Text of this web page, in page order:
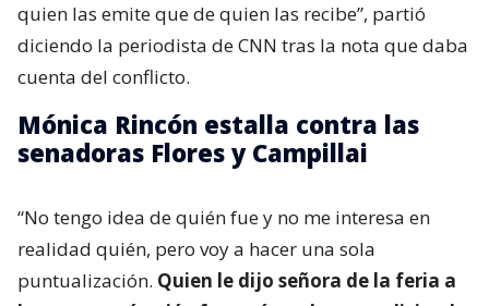
quien las emite que de quien las recibe”, partió
diciendo la periodista de CNN tras la nota que daba
cuenta del conflicto.
Mónica Rincón estalla contra las
senadoras Flores y Campillai
“No tengo idea de quién fue y no me interesa en
realidad quién, pero voy a hacer una sola
puntualización. Quien le dijo señora de la feria a